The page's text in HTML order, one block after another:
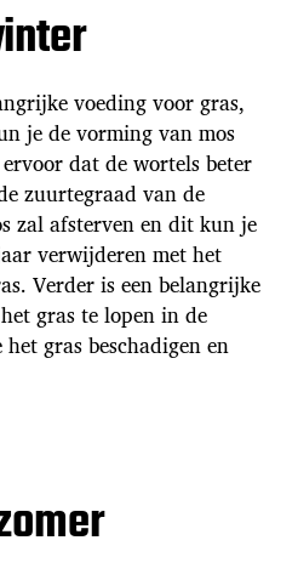
voeding voor gras,
je de vorming van mos
dat de wortels beter
zuurtegraad van de
zal afsterven en dit kun je
verwijderen met het
Verder is een belangrijke
gras te lopen in de
gras beschadigen en